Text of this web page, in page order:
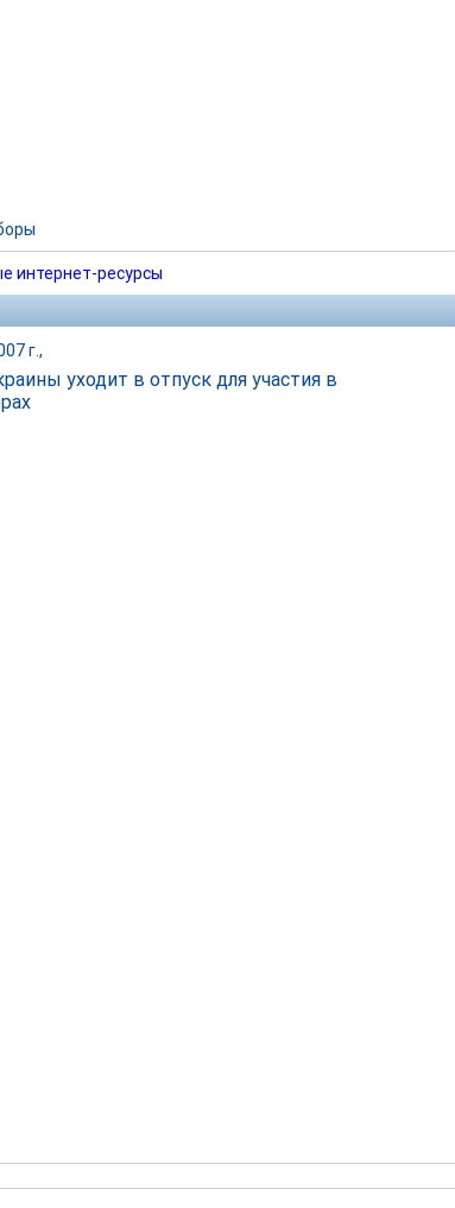
интернет-ресурсы
г.,
уходит в отпуск для участия в